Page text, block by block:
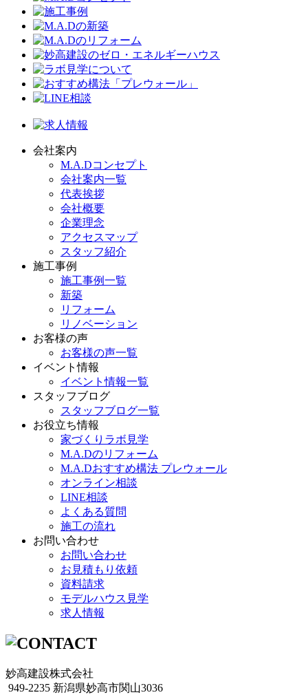
会社案内
M.A.Dコンセプト
会社案内一覧
代表挨拶
会社概要
企業理念
アクセスマップ
スタッフ紹介
施工事例
施工事例一覧
新築
リフォーム
リノベーション
お客様の声
お客様の声一覧
イベント情報
イベント情報一覧
スタッフブログ
スタッフブログ一覧
お役立ち情報
家づくりラボ見学
M.A.Dのリフォーム
M.A.Dおすすめ構法 プレウォール
オンライン相談
LINE相談
よくある質問
施工の流れ
お問い合わせ
お問い合わせ
お見積もり依頼
資料請求
モデルハウス見学
求人情報
妙高建設株式会社
949-2235 新潟県妙高市関山3036